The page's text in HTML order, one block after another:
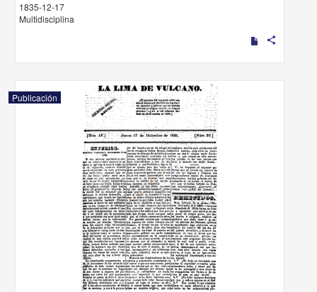
1835-12-17
Multidisciplina
share
Publicación